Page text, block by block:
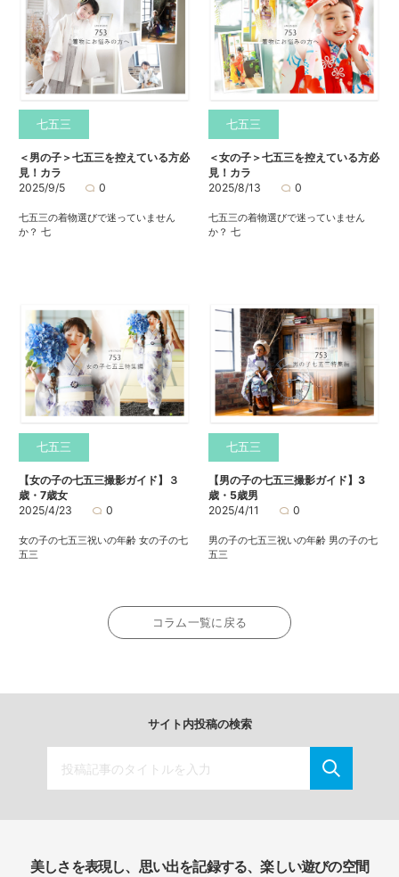
七五三
＜男の子＞七五三を控えている方必
見！カラ
2025/9/5
0
七五三の着物選びで迷っていません
か？ 七
七五三
＜女の子＞七五三を控えている方必
見！カラ
2025/8/13
0
七五三の着物選びで迷っていません
か？ 七
七五三
【女の子の七五三撮影ガイド】３
歳・7歳女
2025/4/23
0
女の子の七五三祝いの年齢 女の子の七
五三
七五三
【男の子の七五三撮影ガイド】3
歳・5歳男
2025/4/11
0
男の子の七五三祝いの年齢 男の子の七
五三
コラム一覧に戻る
サイト内投稿の検索
美しさを表現し、思い出を記録する、楽しい遊びの空間